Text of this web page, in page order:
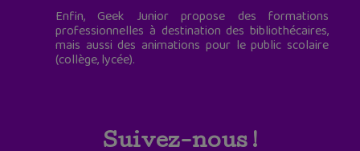
Enfin, Geek Junior propose des formations
professionnelles à destination des bibliothécaires,
mais aussi des animations pour le public scolaire
(collège, lycée).
Suivez-nous !